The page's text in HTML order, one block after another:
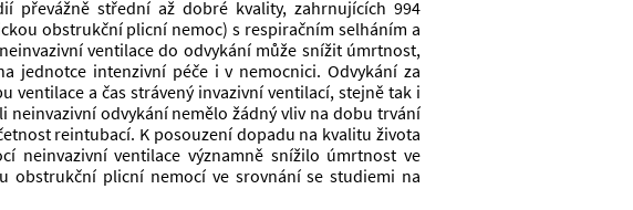
převážně střední až dobré kvality, zahrnujících 994
obstrukční plicní nemoc) s respiračním selháním a
ventilace do odvykání může snížit úmrtnost,
jednotce intenzivní péče i v nemocnici. Odvykání za
ventilace a čas strávený invazivní ventilací, stejně tak i
odvykání nemělo žádný vliv na dobu trvání
reintubací. K posouzení dopadu na kvalitu života
neinvazivní ventilace významně snížilo úmrtnost ve
obstrukční plicní nemocí ve srovnání se studiemi na